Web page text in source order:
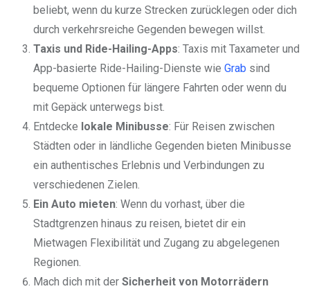
beliebt, wenn du kurze Strecken zurücklegen oder dich
durch verkehrsreiche Gegenden bewegen willst.
Taxis und Ride-Hailing-Apps: Taxis mit Taxameter und
App-basierte Ride-Hailing-Dienste wie Grab sind
bequeme Optionen für längere Fahrten oder wenn du
mit Gepäck unterwegs bist.
Entdecke lokale Minibusse: Für Reisen zwischen
Städten oder in ländliche Gegenden bieten Minibusse
ein authentisches Erlebnis und Verbindungen zu
verschiedenen Zielen.
Ein Auto mieten: Wenn du vorhast, über die
Stadtgrenzen hinaus zu reisen, bietet dir ein
Mietwagen Flexibilität und Zugang zu abgelegenen
Regionen.
Mach dich mit der Sicherheit von Motorrädern